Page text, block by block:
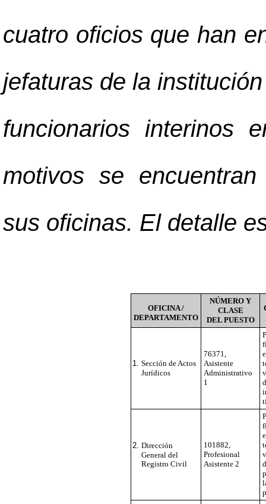
cuatro oficios que han
jefaturas de la
funcionarios interinos
motivos se
sus oficinas. El detalle
OFICINA /
DEPARTAMENTO
NÚMERO Y
CLASE
DEL PUESTO
Sección de Actos
Jurídicos
76371,
Asistente
Administrativo
1
Dirección
General del
Registro Civil
101882,
Profesional
Asistente 2